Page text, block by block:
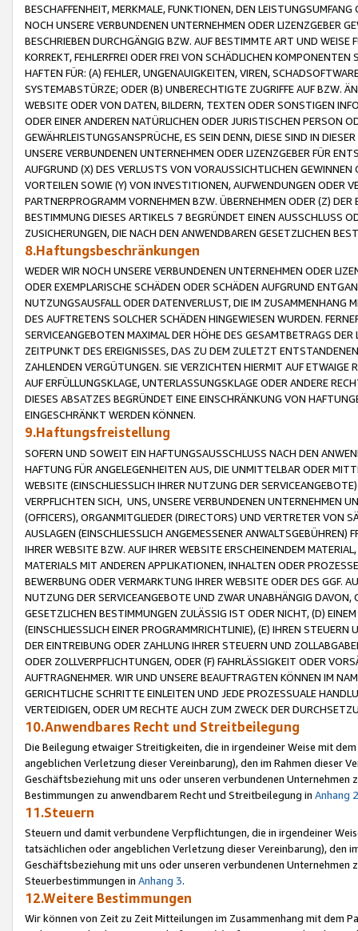
BESCHAFFENHEIT, MERKMALE, FUNKTIONEN, DEN
NOCH UNSERE VERBUNDENEN UNTERNEHMEN ODER LIZENZGEBER
BESCHRIEBEN DURCHGÄNGIG BZW. AUF BESTIMMTE ART UND
KORREKT, FEHLERFREI ODER FREI VON SCHÄDLICHEN
HAFTEN FÜR: (A) FEHLER, UNGENAUIGKEITEN, VIREN,
SYSTEMABSTÜRZE; ODER (B) UNBERECHTIGTE ZUGRIFFE AUF BZW.
WEBSITE ODER VON DATEN, BILDERN, TEXTEN ODER SONSTIGEN
ODER EINER ANDEREN NATÜRLICHEN ODER JURISTISCHEN PERSON
GEWÄHRLEISTUNGSANSPRÜCHE, ES SEIN DENN, DIESE SIND IN
UNSERE VERBUNDENEN UNTERNEHMEN ODER LIZENZGEBER FÜR
AUFGRUND (X) DES VERLUSTS VON VORAUSSICHTLICHEN
VORTEILEN SOWIE (Y) VON INVESTITIONEN, AUFWENDUNGEN ODER
PARTNERPROGRAMM VORNEHMEN BZW. ÜBERNEHMEN ODER (Z)
BESTIMMUNG DIESES ARTIKELS 7 BEGRÜNDET EINEN AUSSCHLUSS
ZUSICHERUNGEN, DIE NACH DEN ANWENDBAREN GESETZLICHEN
8.Haftungsbeschränkungen
WEDER WIR NOCH UNSERE VERBUNDENEN UNTERNEHMEN ODER
ODER EXEMPLARISCHE SCHÄDEN ODER SCHÄDEN AUFGRUND
NUTZUNGSAUSFALL ODER DATENVERLUST, DIE IM ZUSAMMENHANG
DES AUFTRETENS SOLCHER SCHÄDEN HINGEWIESEN WURDEN.
SERVICEANGEBOTEN MAXIMAL DER HÖHE DES GESAMTBETRAGS
ZEITPUNKT DES EREIGNISSES, DAS ZU DEM ZULETZT
ZAHLENDEN VERGÜTUNGEN. SIE VERZICHTEN HIERMIT AUF
AUF ERFÜLLUNGSKLAGE, UNTERLASSUNGSKLAGE ODER ANDERE
DIESES ABSATZES BEGRÜNDET EINE EINSCHRÄNKUNG VON
EINGESCHRÄNKT WERDEN KÖNNEN.
9.Haftungsfreistellung
SOFERN UND SOWEIT EIN HAFTUNGSAUSSCHLUSS NACH DEN
HAFTUNG FÜR ANGELEGENHEITEN AUS, DIE UNMITTELBAR ODER
WEBSITE (EINSCHLIESSLICH IHRER NUTZUNG DER
VERPFLICHTEN SICH, UNS, UNSERE VERBUNDENEN UNTERNEHMEN
(OFFICERS), ORGANMITGLIEDER (DIRECTORS) UND VERTRETER VON
AUSLAGEN (EINSCHLIESSLICH ANGEMESSENER
IHRER WEBSITE BZW. AUF IHRER WEBSITE ERSCHEINENDEM
MATERIALS MIT ANDEREN APPLIKATIONEN, INHALTEN ODER
BEWERBUNG ODER VERMARKTUNG IHRER WEBSITE ODER DES GGF.
NUTZUNG DER SERVICEANGEBOTE UND ZWAR UNABHÄNGIG
GESETZLICHEN BESTIMMUNGEN ZULÄSSIG IST ODER NICHT, (D)
(EINSCHLIESSLICH EINER PROGRAMMRICHTLINIE), (E) IHREN
DER EINTREIBUNG ODER ZAHLUNG IHRER STEUERN UND
ODER ZOLLVERPFLICHTUNGEN, ODER (F) FAHRLÄSSIGKEIT ODER
AUFTRAGNEHMER. WIR UND UNSERE BEAUFTRAGTEN KÖNNEN IM
GERICHTLICHE SCHRITTE EINLEITEN UND JEDE PROZESSUALE
VERTEIDIGEN, ODER UM RECHTE AUCH ZUM ZWECK DER
10.Anwendbares Recht und Streitbeilegung
Die Beilegung etwaiger Streitigkeiten, die in irgendeiner Weise mit
angeblichen Verletzung dieser Vereinbarung), den im Rahmen dieser
Geschäftsbeziehung mit uns oder unseren verbundenen
Bestimmungen zu anwendbarem Recht und Streitbeilegung in Anhang 2
11.Steuern
Steuern und damit verbundene Verpflichtungen, die in irgendeiner
tatsächlichen oder angeblichen Verletzung dieser Vereinbarung), den
Geschäftsbeziehung mit uns oder unseren verbundenen
Steuerbestimmungen in Anhang 3.
12.Weitere Bestimmungen
Wir können von Zeit zu Zeit Mitteilungen im Zusammenhang mit dem